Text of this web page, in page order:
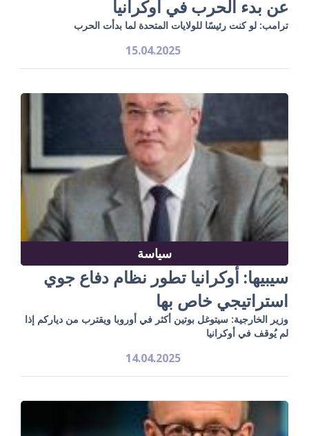
عن بدء الحرب في أوكرانيا
ترامب: لو كنت رئيسًا للولايات المتحدة لما بدأت الحرب
15.04.2025
سياسة
سيبيها: أوكرانيا تطور نظام دفاع جوي
استراتيجي خاص بها
وزير الخارجية: سيتوغل بوتين أكثر في أوروبا ويقترب من دياركم إذا
لم يُوقف في أوكرانيا
14.04.2025